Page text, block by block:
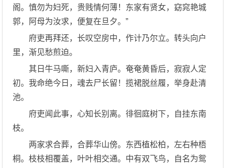
阁。慎勿为妇死，贵贱情何薄！东家有贤女，窈窕艳城
郭，阿母为汝求，便复在旦夕。”
府吏再拜还，长叹空房中，作计乃尔立。转头向户
里，渐见愁煎迫。
其日牛马嘶，新妇入青庐。奄奄黄昏后，寂寂人定
初。我命绝今日，魂去尸长留！揽裙脱丝履，举身赴清
池。
府吏闻此事，心知长别离。徘徊庭树下，自挂东南
枝。
两家求合葬，合葬华山傍。东西植松柏，左右种梧
桐。枝枝相覆盖，叶叶相交通。中有双飞鸟，自名为鸳